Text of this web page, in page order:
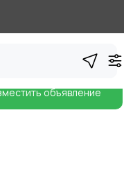
объявление